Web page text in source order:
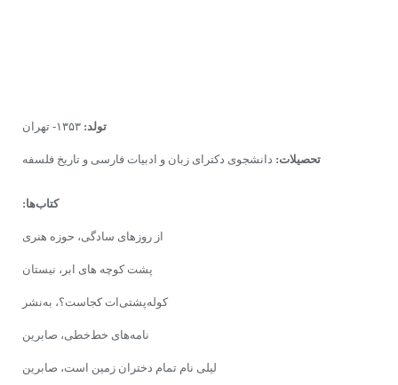
تولد: ۱۳۵۳- تهران
تحصیلات: دانشجوى‌ دکتراى زبان و ادبیات فارسى و تاریخ فلسفه
کتاب‌ها:
از روزهای سادگی، حوزه‌ هنرى
پشت کوچه های ابر، نیستان
کوله‌پشتى‌ات کجاست؟، به‌نشر
نامه‌ها‌ى خط‌خطى، صابرین
لیلى نام تمام دختران زمین است، صابرین